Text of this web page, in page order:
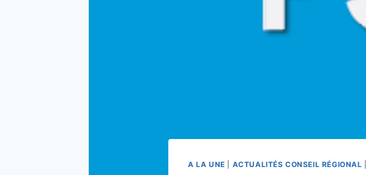
A LA UNE ACTUALITÉS CONSEIL RÉGIONAL